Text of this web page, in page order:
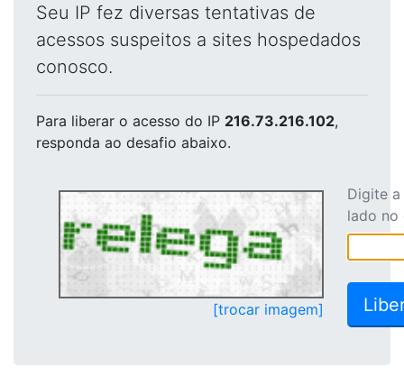
Seu IP fez diversas tentativas de
acessos suspeitos a sites hospedados
conosco.
Para liberar o acesso do IP 216.73.216.102,
responda ao desafio abaixo.
[trocar imagem]
Digite
lado no